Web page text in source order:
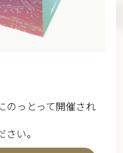
のっとって開催され
い。